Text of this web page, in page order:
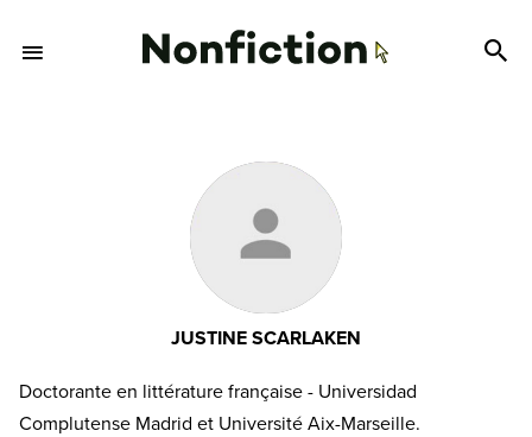
JUSTINE SCARLAKEN
Doctorante en littérature française - Universidad
Complutense Madrid et Université Aix-Marseille.